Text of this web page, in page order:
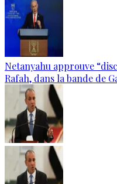
Netanyahu approuve
Rafah, dans la bande de